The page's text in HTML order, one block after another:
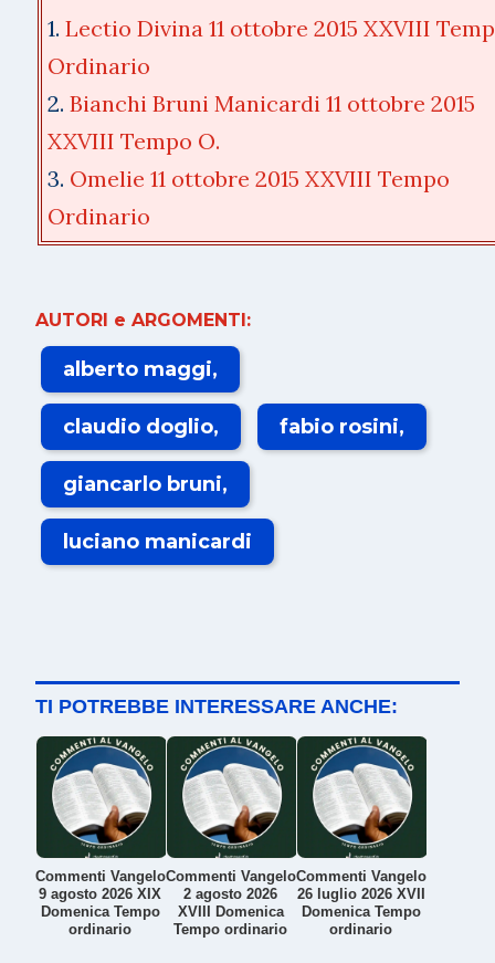
1. Lectio Divina 11 ottobre 2015 XXVIII
Ordinario
2. Bianchi Bruni Manicardi 11 ottobre 2015
XXVIII Tempo O.
3. Omelie 11 ottobre 2015 XXVIII Tempo
Ordinario
AUTORI e ARGOMENTI:
alberto maggi
claudio doglio fabio rosini
giancarlo bruni
luciano manicardi
TI POTREBBE INTERESSARE ANCHE:
Commenti Vangelo
9 agosto 2026 XIX
Domenica Tempo
ordinario
Commenti Vangelo
2 agosto 2026
XVIII Domenica
Tempo ordinario
Commenti Vangelo
26 luglio 2026 XVII
Domenica Tempo
ordinario